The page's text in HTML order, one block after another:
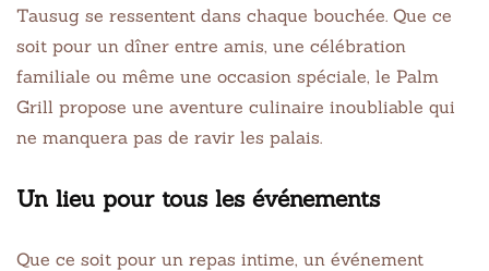
Tausug se ressentent dans chaque bouchée. Que ce
soit pour un dîner entre amis, une célébration
familiale ou même une occasion spéciale, le Palm
Grill propose une aventure culinaire inoubliable qui
ne manquera pas de ravir les palais.
Un lieu pour tous les événements
Que ce soit pour un repas intime, un événement